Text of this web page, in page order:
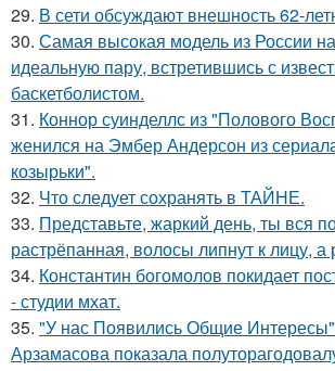
29. В сети обсуждают внешность 62-
30. Самая высокая модель из России
идеальную пару, встретившись с
баскетболистом.
31. Коннор суинделлс из "Полового
женился на Эмбер Андерсон из
козырьки".
32. Что следует сохранять в ТАЙНЕ.
33. Представьте, жаркий день, ты вся
растрёпанная, волосы липнут к лицу, а
34. Константин богомолов покидает
- студии мхат.
35. "У нас Появились Общие
Арзамасова показала